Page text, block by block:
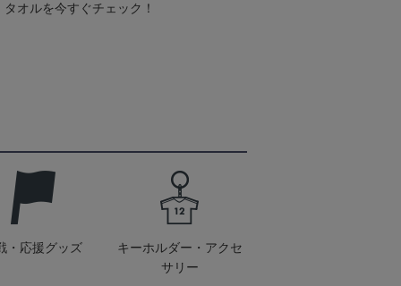
オルを今すぐチェック！
・応援グッズ
キーホルダー・アクセ
サリー